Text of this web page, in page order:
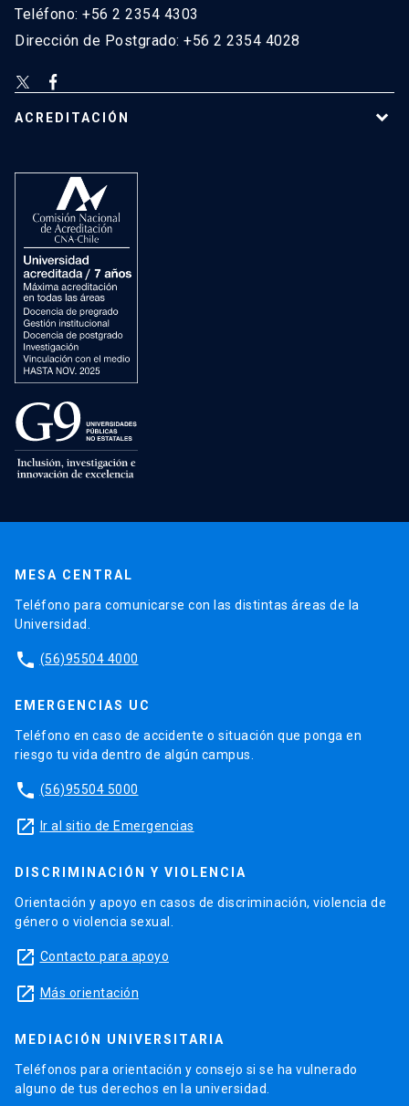
Teléfono: +56 2 2354 4303
Dirección de Postgrado: +56 2 2354 4028
ACREDITACIÓN
MESA CENTRAL
Teléfono para comunicarse con las distintas áreas de la
Universidad.
phone (56)95504 4000
EMERGENCIAS UC
Teléfono en caso de accidente o situación que ponga en
riesgo tu vida dentro de algún campus.
phone (56)95504 5000
launch Ir al sitio de Emergencias
DISCRIMINACIÓN Y VIOLENCIA
Orientación y apoyo en casos de discriminación, violencia de
género o violencia sexual.
launch Contacto para apoyo
launch Más orientación
MEDIACIÓN UNIVERSITARIA
Teléfonos para orientación y consejo si se ha vulnerado
alguno de tus derechos en la universidad.